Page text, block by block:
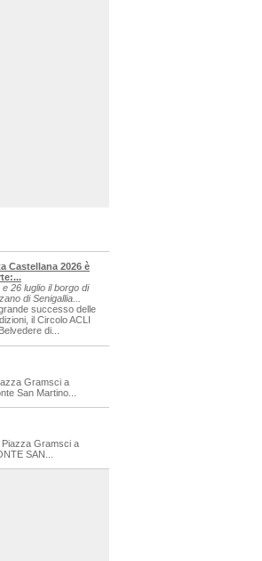
Castellana 2026 è
e 26 luglio il borgo di
di Senigallia...
successo delle
il Circolo ACLI
di...
Gramsci a
San Martino...
Gramsci a
SAN...